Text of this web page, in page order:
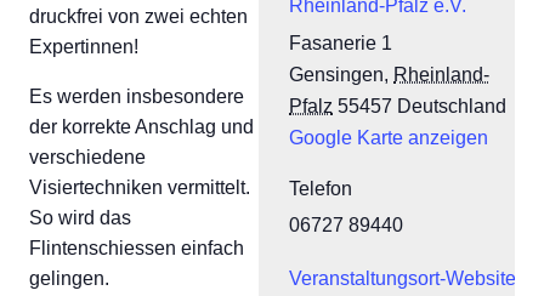
druckfrei von zwei echten
Expertinnen!
Es werden insbesondere
der korrekte Anschlag und
verschiedene
Visiertechniken vermittelt.
So wird das
Flintenschiessen einfach
gelingen.
Rheinland-Pfalz e.V.
Fasanerie 1
Gensingen, Rheinland-
Pfalz 55457 Deutschland
Google Karte anzeigen
Telefon
06727 89440
Veranstaltungsort-Website